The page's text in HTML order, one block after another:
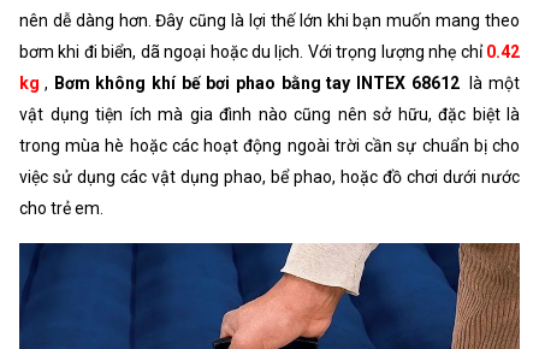
nên dễ dàng hơn. Đây cũng là lợi thế lớn khi bạn muốn mang theo
bơm khi đi biển, dã ngoại hoặc du lịch. Với trọng lượng nhẹ chỉ0.42
kg , Bơm không khí bế bơi phao bằng tay INTEX 68612 là một
vật dụng tiện ích mà gia đình nào cũng nên sở hữu, đặc biệt là
trong mùa hè hoặc các hoạt động ngoài trời cần sự chuẩn bị cho
việc sử dụng các vật dụng phao, bể phao, hoặc đồ chơi dưới nước
cho trẻ em.